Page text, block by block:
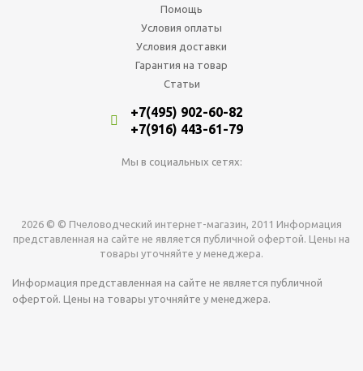
Помощь
Условия оплаты
Условия доставки
Гарантия на товар
Статьи
+7(495) 902-60-82
+7(916) 443-61-79
Мы в социальных сетях:
2026 © © Пчеловодческий интернет-магазин, 2011 Информация
представленная на сайте не является публичной офертой. Цены на
товары уточняйте у менеджера.
Информация представленная на сайте не является публичной
офертой. Цены на товары уточняйте у менеджера.